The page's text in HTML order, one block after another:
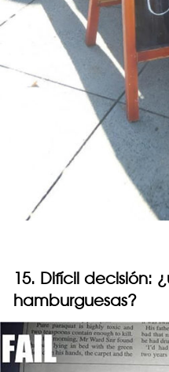
15. Difícil decisión:
hamburguesas?